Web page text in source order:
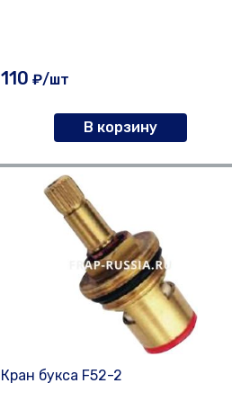
110 ₽/шт
В корзину
Кран букса F52-2